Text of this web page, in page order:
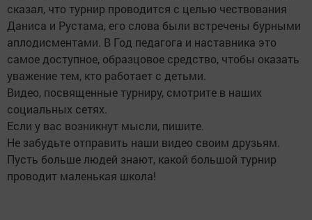
сказал, что турнир проводится с целью чествования
Даниса и Рустама, его слова были встречены бурными
аплодисментами. В Год педагога и наставника это
самое доступное, образцовое средство, чтобы оказать
уважение тем, кто работает с детьми.
Видео, посвященные турниру, смотрите в наших
социальных сетях.
Если у вас возникнут мысли, пишите.
Не забудьте отправить наши видео своим друзьям.
Пусть больше людей знают, какой большой турнир
проводит маленькая школа!